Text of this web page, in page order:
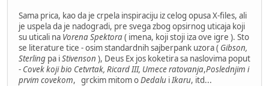
Sama prica, kao da je crpela inspiraciju iz celog opusa X-files, ali
je uspela da je nadogradi, pre svega zbog opsirnog uticaja koji
su uticali na Vorena Spektora( imena, koji stoji iza ove igre ). Sto
se literature tice - osim standardnih sajberpank uzora ( Gibson,
Sterling pa iStivenson ), Deus Ex jos koketira sa naslovima poput
- Covek koji bio Cetvrtak, Ricard III, Umece ratovanja,Poslednjim i
prvim covekom, grckim mitom oDedalu iIkaru, itd...